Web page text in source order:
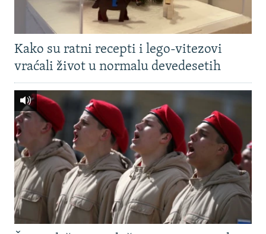
Kako su ratni recepti i lego-vitezovi
vraćali život u normalu devedesetih